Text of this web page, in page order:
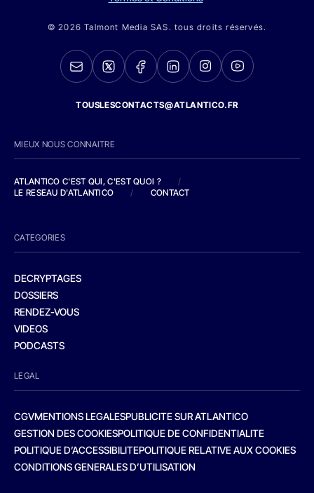
© 2026 Talmont Media SAS. tous droits réservés.
TOUSLESCONTACTS@ATLANTICO.FR
MIEUX NOUS CONNAITRE
ATLANTICO C'EST QUI, C'EST QUOI ?
/
LE RESEAU D'ATLANTICO
/ CONTACT
CATEGORIES
DECRYPTAGES
DOSSIERS
RENDEZ-VOUS
VIDEOS
PODCASTS
LEGAL
CGVMENTIONS LEGALESPUBLICITE SUR ATLANTICO
GESTION DES COOKIESPOLITIQUE DE CONFIDENTIALITE
POLITIQUE D’ACCESSIBILITEPOLITIQUE RELATIVE AUX COOKIES
CONDITIONS GENERALES D’UTILISATION